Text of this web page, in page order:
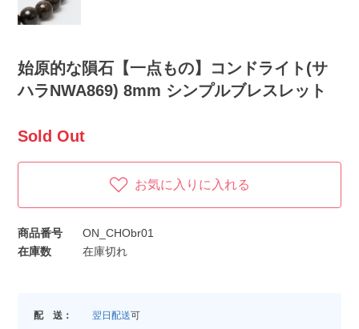
始原的な隕石【一点もの】コンドライト(サ
ハラNWA869) 8mm シンプルブレスレット
Sold Out
お気に入りに入れる
商品番号
ON_CHObr01
在庫数
在庫切れ
配 送： 翌日配送可